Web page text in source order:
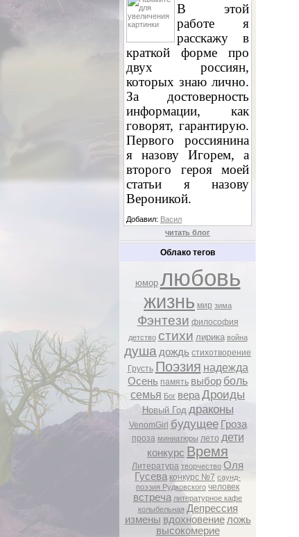
В этой
работе я
расскажу в
краткой форме про
двух россиян,
которых знаю лично.
За достоверность
информации, как
говорят, гарантирую.
Первого россиянина
я назову Игорем, а
второго героя моей
статьи я назову
Вероникой.
Добавил: Васил
читать блог
Облако тегов
юмор любовь
жизнь мир зима
Фэнтези философия
детство стихи лирика война
душа дождь стихотворение
Грусть Поэзия надежда
Осень память выбор боль
семья Бог вераДроиды
Новый Год драконы
VenomGirl будущее Гроза
проза миниатюры лето дети
конкурс Время
Литература творчество Оля
Гусева конкурс №7 саунд-
поэзия Рудковского человек
встреча литературное кафе
колыбельная Депрессия
измены вдохновение ложь
высокомерие